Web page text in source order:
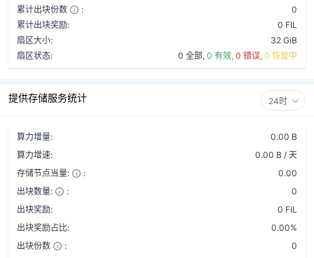
累计出块份数
:
0
累计出块奖励:
0 FIL
扇区大小:
32 GiB
扇区状态:
0 全部, 0 有效, 0 错误, 0 恢复中
提供存储服务统计 24时
算力增量:
0.00 B
算力增速:
0.00 B / 天
存储节点当量:
:
0.00
出块数量:
:
0
出块奖励:
0 FIL
出块奖励占比:
0.00%
出块份数
:
0